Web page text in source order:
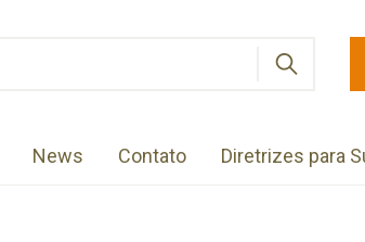
News Contato Diretrizes para